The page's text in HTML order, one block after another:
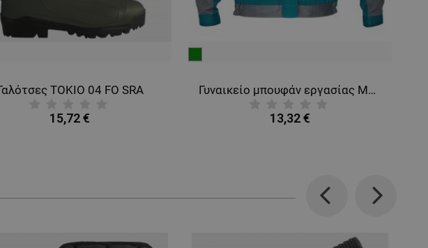
TOKIO 04 FO SRA
15,72 €
Γυναικείο μπουφάν εργασίας MAX EVOLUTION GREEN
13,32 €
Previous Next